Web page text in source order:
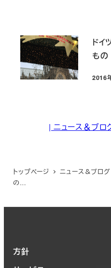
ドイ
もの
投稿日
2016
| ニュース＆ブ
トップページ ニュース＆ブログ
の…
方針